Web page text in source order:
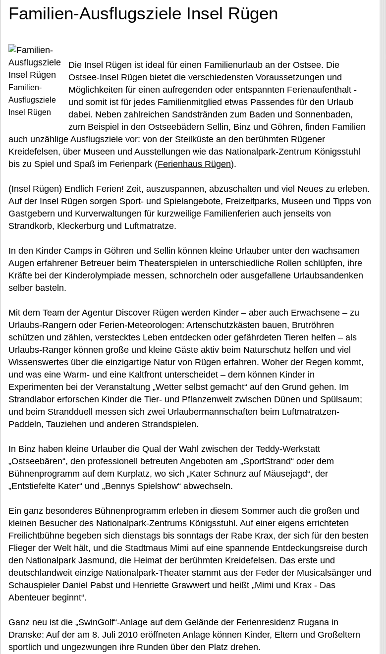
Familien-Ausflugsziele Insel Rügen
Familien-
Ausflugsziele
Insel Rügen
Die Insel Rügen ist ideal für einen Familienurlaub an der Ostsee. Die
Ostsee-Insel Rügen bietet die verschiedensten Voraussetzungen und
Möglichkeiten für einen aufregenden oder entspannten Ferienaufenthalt -
und somit ist für jedes Familienmitglied etwas Passendes für den Urlaub
dabei. Neben zahlreichen Sandstränden zum Baden und Sonnenbaden,
zum Beispiel in den Ostseebädern Sellin, Binz und Göhren, finden Familien
auch unzählige Ausflugsziele vor: von der Steilküste an den berühmten Rügener
Kreidefelsen, über Museen und Ausstellungen wie das Nationalpark-Zentrum Königsstuhl
bis zu Spiel und Spaß im Ferienpark (Ferienhaus Rügen).
(Insel Rügen) Endlich Ferien! Zeit, auszuspannen, abzuschalten und viel Neues zu erleben.
Auf der Insel Rügen sorgen Sport- und Spielangebote, Freizeitparks, Museen und Tipps von
Gastgebern und Kurverwaltungen für kurzweilige Familienferien auch jenseits von
Strandkorb, Kleckerburg und Luftmatratze.
In den Kinder Camps in Göhren und Sellin können kleine Urlauber unter den wachsamen
Augen erfahrener Betreuer beim Theaterspielen in unterschiedliche Rollen schlüpfen, ihre
Kräfte bei der Kinderolympiade messen, schnorcheln oder ausgefallene Urlaubsandenken
selber basteln.
Mit dem Team der Agentur Discover Rügen werden Kinder – aber auch Erwachsene – zu
Urlaubs-Rangern oder Ferien-Meteorologen: Artenschutzkästen bauen, Brutröhren
schützen und zählen, verstecktes Leben entdecken oder gefährdeten Tieren helfen – als
Urlaubs-Ranger können große und kleine Gäste aktiv beim Naturschutz helfen und viel
Wissenswertes über die einzigartige Natur von Rügen erfahren. Woher der Regen kommt,
und was eine Warm- und eine Kaltfront unterscheidet – dem können Kinder in
Experimenten bei der Veranstaltung „Wetter selbst gemacht“ auf den Grund gehen. Im
Strandlabor erforschen Kinder die Tier- und Pflanzenwelt zwischen Dünen und Spülsaum;
und beim Strandduell messen sich zwei Urlaubermannschaften beim Luftmatratzen-
Paddeln, Tauziehen und anderen Strandspielen.
In Binz haben kleine Urlauber die Qual der Wahl zwischen der Teddy-Werkstatt
„Ostseebären“, den professionell betreuten Angeboten am „SportStrand“ oder dem
Bühnenprogramm auf dem Kurplatz, wo sich „Kater Schnurz auf Mäusejagd“, der
„Entstiefelte Kater“ und „Bennys Spielshow“ abwechseln.
Ein ganz besonderes Bühnenprogramm erleben in diesem Sommer auch die großen und
kleinen Besucher des Nationalpark-Zentrums Königsstuhl. Auf einer eigens errichteten
Freilichtbühne begeben sich dienstags bis sonntags der Rabe Krax, der sich für den besten
Flieger der Welt hält, und die Stadtmaus Mimi auf eine spannende Entdeckungsreise durch
den Nationalpark Jasmund, die Heimat der berühmten Kreidefelsen. Das erste und
deutschlandweit einzige Nationalpark-Theater stammt aus der Feder der Musicalsänger und
Schauspieler Daniel Pabst und Henriette Grawwert und heißt „Mimi und Krax - Das
Abenteuer beginnt“.
Ganz neu ist die „SwinGolf“-Anlage auf dem Gelände der Ferienresidenz Rugana in
Dranske: Auf der am 8. Juli 2010 eröffneten Anlage können Kinder, Eltern und Großeltern
sportlich und ungezwungen ihre Runden über den Platz drehen.